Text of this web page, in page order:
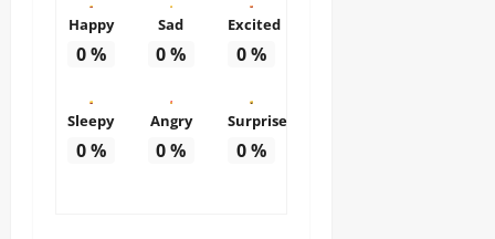
Happy
0%
Sad
0%
Excited
0%
Sleepy
0%
Angry
0%
Surprise
0%